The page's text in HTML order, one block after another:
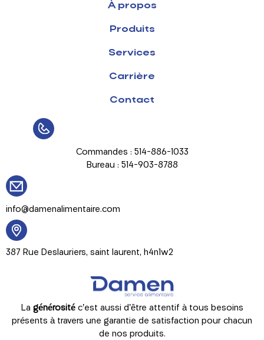
À propos
Produits
Services
Carrière
Contact
Commandes : 514-886-1033
Bureau : 514-903-8788
info@damenalimentaire.com
387 Rue Deslauriers, saint laurent, h4n1w2
La générositéc’est aussi d’être attentif à tous besoins
présents à travers une garantie de satisfaction pour chacun
de nos produits.